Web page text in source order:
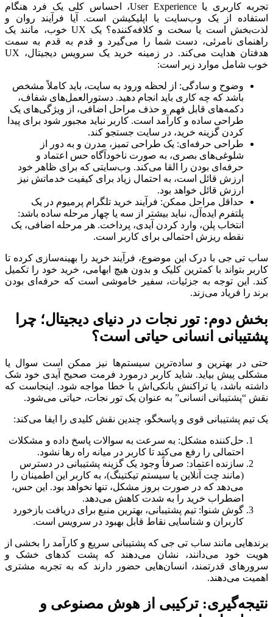
تجربه کاربری یا User Experience، احساس کلی یک فرد هنگام
استفاده از یک وب‌سایت یا اپلیکیشن است. آیا فرآیند روان و
لذت‌بخش است یا سخت و کلافه‌کننده؟ یک UX خوب، مانند یک
راهنمای نامرئی، دست شما را می‌گیرد و قدم به قدم به سمت
هدفتان هدایت می‌کند. در زمینه خرید یک سرویس دیجیتال، UX
خوب شامل موارد زیر است:
وضوح و سادگی: از لحظه ورود به سایت، باید کاملاً مشخص
باشد که چه کاری باید انجام دهید. دستورالعمل‌های شفاف،
دکمه‌های قابل فهم و حذف مراحل اضافی، از ویژگی‌های یک
طراحی ساده و کارآمد است. کاربر نباید مجبور شود برای پیدا
کردن گزینه خرید، در سایت جستجو کند.
طراحی حرفه‌ای: یک طراحی تمیز، مدرن و به دور از
شلوغی‌های بصری، به صورت ناخودآگاه حس اعتماد و
حرفه‌ای بودن را القا می‌کند. وب‌سایتی که برای ظاهر خود
ارزش قائل است، به احتمال زیاد برای کیفیت خدماتش نیز
ارزش قائل خواهد بود.
حداقل مراحل ممکن: فرآیند خرید تلگرام پرمیوم در یک
پلتفرم ایده‌آل، نباید بیشتر از سه یا چهار مرحله ساده باشد:
انتخاب پلن، وارد کردن آیدی، پرداخت. هر مرحله اضافی، یک
نقطه ریزش احتمالی برای کاربر است.
ساب تی جی با درک این موضوع، فرآیند خرید را بهینه‌سازی کرده تا
کاربر بتواند با کمترین کلیک و بدون هیچ ابهامی، خرید خود را تکمیل
کند. این توجه به جزئیات، سفیر خاموشی است که حرفه‌ای بودن
برند را فریاد می‌زند.
بخش دوم: تور نجات در دنیای دیجیتال؛ چرا
پشتیبانی انسانی حیاتی است؟
حتی در بهترین و ساده‌ترین سیستم‌ها نیز ممکن است سوال یا
مشکلی پیش بیاید. شاید کاربر درمورد فرمت صحیح آیدی خود شک
داشته باشد، یا تراکنش بانکی‌اش با خطا مواجه شود. اینجاست که
نقش “پشتیبانی انسانی” به عنوان یک تور نجات، حیاتی می‌شود.
یک تیم پشتیبانی قوی و پاسخگو، چندین نقش کلیدی را ایفا می‌کند:
حل‌کننده مشکل: به سرعت به سوالات پاسخ داده و مشکلات
احتمالی را رفع می‌کند تا کاربر در میانه راه رها نشود.
سازنده اعتماد: صرفاً وجود یک گزینه پشتیبانی در دسترس
(مانند چت آنلاین یا سیستم تیکتینگ)، به کاربر این اطمینان را
می‌دهد که در صورت بروز مشکل، تنها نخواهد بود. این حس،
اضطراب خرید را به شدت کاهش می‌دهد.
گوش شنوا: تیم پشتیبانی، بهترین منبع برای دریافت بازخورد
کاربران و شناسایی نقاط قابل بهبود در سرویس است.
برندهایی مانند ساب تی جی که پشتیبانی سریع و کارآمد را بخشی از
هویت خود می‌دانند، نشان می‌دهند که پشت کدهای خشک و
سرورهای قدرتمند، انسان‌هایی حضور دارند که به تجربه مشتری
اهمیت می‌دهند.
نتیجه‌گیری: ترکیبی از هوش مصنوعی و